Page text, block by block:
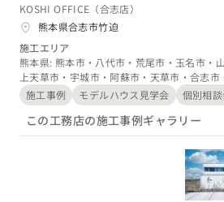
香川県 (0) 徳島県 (3)
九州・沖縄エリア
福岡県 (6) 佐賀県 (1)長崎県 (0)熊本県
鹿児島県 (1)沖縄県 (2)
KOSHI OFFICE（合志店）
熊本県合志市竹迫
施工エリア
熊本県: 熊本市・八代市・荒尾市・玉名市・
上天草市・宇城市・阿蘇市・天草市・合志
玉東町・玉名郡南関町・玉名郡長洲町・玉名
菊池郡菊陽町・阿蘇郡南小国町・阿蘇郡小国
高森町・阿蘇郡西原村・阿蘇郡南阿蘇村・上
島町・上益城郡益城町・上益城郡甲佐町・
町・葦北郡芦北町・葦北郡津奈木町・球磨
磨郡湯前町・球磨郡水上村・球磨郡相良村
村・球磨郡球磨村・球磨郡あさぎり町・天
市・久留米市・柳川市・八女市・筑後市・
施工事例 モデルハウス見学会 個別相
この工務店の施工事例ギャラリー